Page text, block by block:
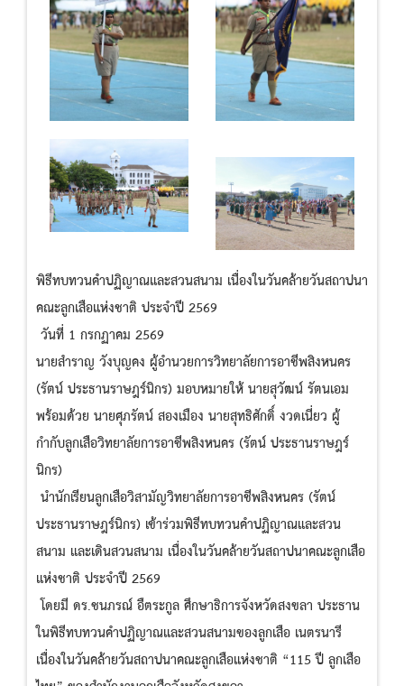
พิธีทบทวนคำปฏิญาณและสวนสนาม เนื่องในวันคล้ายวันสถาปนา
คณะลูกเสือแห่งชาติ ประจำปี 2569
วันที่ 1 กรกฏาคม 2569
นายสำราญ วังบุญคง ผู้อำนวยการวิทยาลัยการอาชีพสิงหนคร
(รัตน์ ประธานราษฎร์นิกร) มอบหมายให้ นายสุวัฒน์ รัตนเอม
พร้อมด้วย นายศุภรัตน์ สองเมือง นายสุทธิศักดิ์ งวดเนี่ยว ผู้
กำกับลูกเสือวิทยาลัยการอาชีพสิงหนคร (รัตน์ ประธานราษฎร์
นิกร)
นำนักเรียนลูกเสือวิสามัญวิทยาลัยการอาชีพสิงหนคร (รัตน์
ประธานราษฎร์นิกร) เข้าร่วมพิธีทบทวนคำปฏิญาณและสวน
สนาม และเดินสวนสนาม เนื่องในวันคล้ายวันสถาปนาคณะลูกเสือ
แห่งชาติ ประจำปี 2569
โดยมี ดร.ชนภรณ์ อืตระกูล ศึกษาธิการจังหวัดสงขลา ประธาน
ในพิธีทบทวนคำปฏิญาณและสวนสนามของลูกเสือ เนตรนารี
เนื่องในวันคล้ายวันสถาปนาคณะลูกเสือแห่งชาติ “115 ปี ลูกเสือ